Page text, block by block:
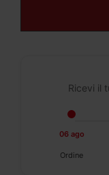
Ricevi il
06 ago
Ordine